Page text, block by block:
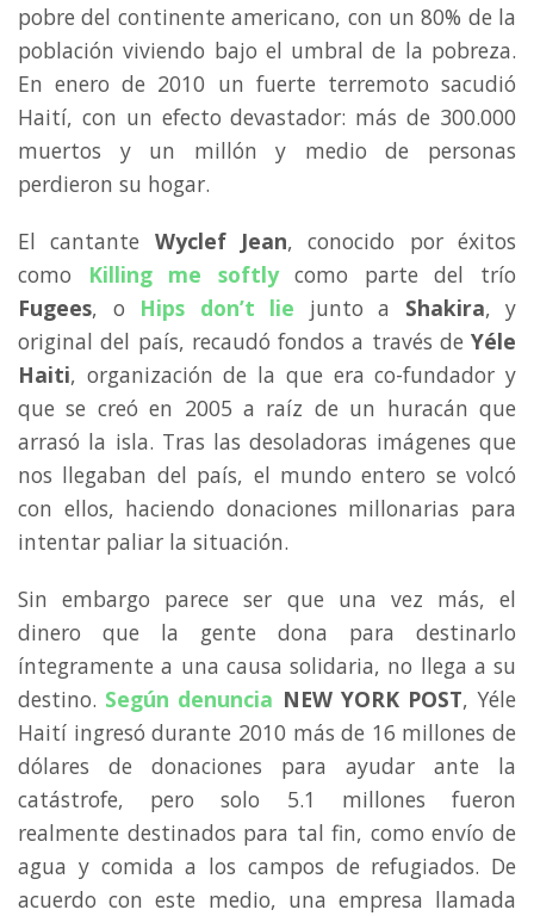
pobre del continente americano, con un 80% de la
población viviendo bajo el umbral de la pobreza.
En enero de 2010 un fuerte terremoto sacudió
Haití, con un efecto devastador: más de 300.000
muertos y un millón y medio de personas
perdieron su hogar.
El cantante Wyclef Jean, conocido por éxitos
como
Killing me softlycomo parte del trío
Fugees, o Hips don’t lie junto a Shakira, y
original del país, recaudó fondos a través de Yéle
Haiti, organización de la que era co-fundador y
que se creó en 2005 a raíz de un huracán que
arrasó la isla. Tras las desoladoras imágenes que
nos llegaban del país, el mundo entero se volcó
con ellos, haciendo donaciones millonarias para
intentar paliar la situación.
Sin embargo parece ser que una vez más, el
dinero que la gente dona para destinarlo
íntegramente a una causa solidaria, no llega a su
destino. Según denuncia NEW YORK POST, Yéle
Haití ingresó durante 2010 más de 16 millones de
dólares de donaciones para ayudar ante la
catástrofe, pero solo 5.1 millones fueron
realmente destinados para tal fin, como envío de
agua y comida a los campos de refugiados. De
acuerdo con este medio, una empresa llamada